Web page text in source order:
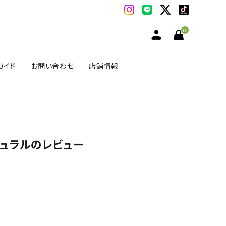
0
イド お問い合わせ 店舗情報
ラルのレビュー